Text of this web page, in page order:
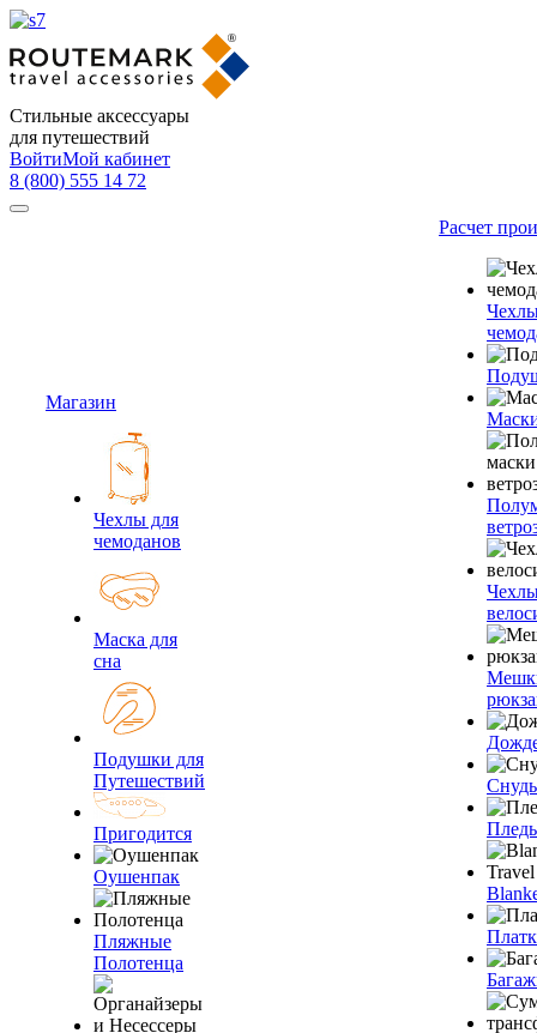
Стильные аксессуары
для путешествий
ВойтиМой кабинет
8 (800) 555 14 72
Магазин
Чехлы для
чемоданов
Маска для
сна
Подушки для
Путешествий
Пригодится
Оушенпак
Пляжные
Полотенца
Расчет